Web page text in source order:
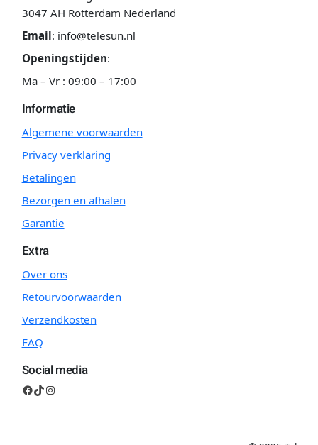
3047 AH Rotterdam Nederland
Email: info@telesun.nl
Openingstijden:
Ma – Vr : 09:00 – 17:00
Informatie
Algemene voorwaarden
Privacy verklaring
Betalingen
Bezorgen en afhalen
Garantie
Extra
Over ons
Retourvoorwaarden
Verzendkosten
FAQ
Social media
Facebook TikTok Instagram